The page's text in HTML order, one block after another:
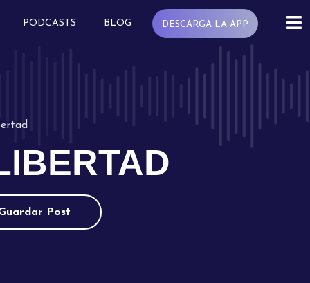
PODCASTS BLOG DESCARGA LA APP
Post